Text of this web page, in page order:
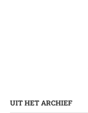
UIT HET ARCHIEF